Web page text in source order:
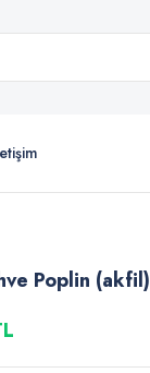
Poplin (akfil)